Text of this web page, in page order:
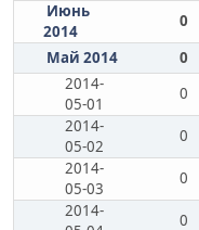
Июнь
2014
0
Май 2014
0
2014-
05-01
0
2014-
05-02
0
2014-
05-03
0
2014-
0